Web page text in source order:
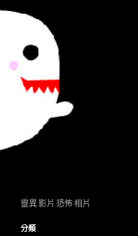
靈異 影片 恐怖 相片
分類